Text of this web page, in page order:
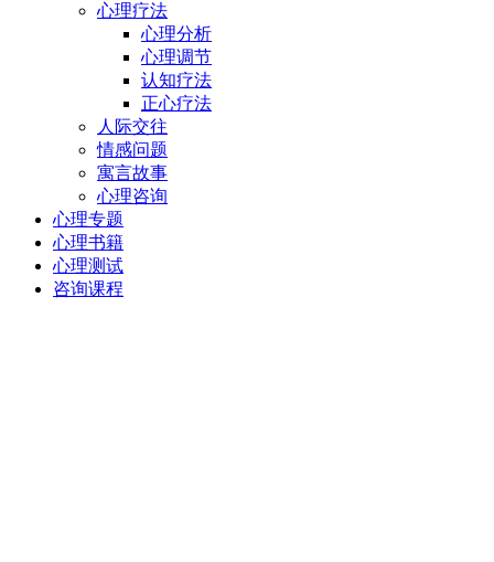
心理疗法
心理分析
心理调节
认知疗法
正心疗法
人际交往
情感问题
寓言故事
心理咨询
心理专题
心理书籍
心理测试
咨询课程